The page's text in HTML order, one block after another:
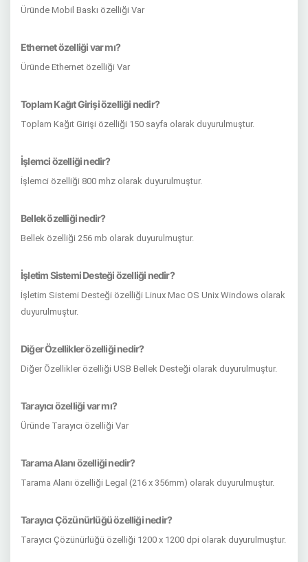
Üründe Mobil Baskı özelliği Var
Ethernet özelliği var mı?
Üründe Ethernet özelliği Var
Toplam Kağıt Girişi özelliği nedir?
Toplam Kağıt Girişi özelliği 150 sayfa olarak duyurulmuştur.
İşlemci özelliği nedir?
İşlemci özelliği 800 mhz olarak duyurulmuştur.
Bellek özelliği nedir?
Bellek özelliği 256 mb olarak duyurulmuştur.
İşletim Sistemi Desteği özelliği nedir?
İşletim Sistemi Desteği özelliği Linux Mac OS Unix Windows olarak
duyurulmuştur.
Diğer Özellikler özelliği nedir?
Diğer Özellikler özelliği USB Bellek Desteği olarak duyurulmuştur.
Tarayıcı özelliği var mı?
Üründe Tarayıcı özelliği Var
Tarama Alanı özelliği nedir?
Tarama Alanı özelliği Legal (216 x 356mm) olarak duyurulmuştur.
Tarayıcı Çözünürlüğü özelliği nedir?
Tarayıcı Çözünürlüğü özelliği 1200 x 1200 dpi olarak duyurulmuştur.